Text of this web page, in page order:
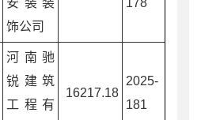
饰公司
河南驰
锐建筑
工程有
16217.18
2025-
181